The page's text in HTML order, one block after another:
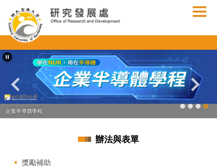
到
主
要
內
容
企業半導體學程
辦法與表單
獎勵補助